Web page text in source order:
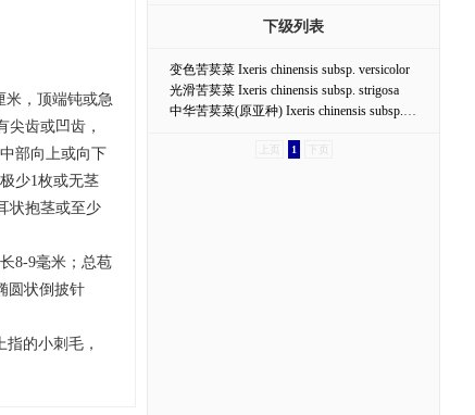
米，顶端钝或急
齿或凹齿，
部向上或向下
少1枚或无茎
状抱茎或至少
8-9毫米；总苞
圆状倒披针
的小刺毛，
下级列表
变色苦荬菜 Ixeris chinensis subsp. versicolor
光滑苦荬菜 Ixeris chinensis subsp. strigosa
中华苦荬菜(原亚种) Ixeris chinensis subsp. chinensis
1 下页